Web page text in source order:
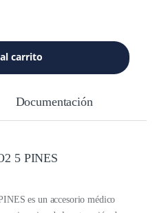
carrito
Documentación
5 PINES
es un accesorio médico